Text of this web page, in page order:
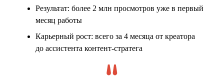
Результат: более 2 млн просмотров уже в первый
месяц работы
Карьерный рост: всего за 4 месяца от креатора
до ассистента контент-стратега